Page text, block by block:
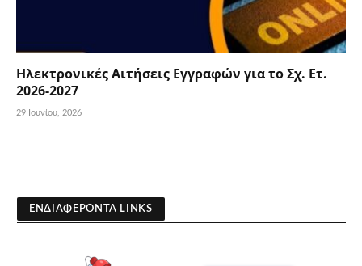
Ηλεκτρονικές Αιτήσεις Εγγραφών για το Σχ. Ετ.
2026-2027
29 Ιουνίου, 2026
ΕΝΔΙΑΦΕΡΟΝΤΑ LINKS